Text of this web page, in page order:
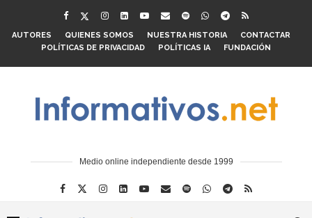
AUTORES QUIENES SOMOS NUESTRA HISTORIA
CONTACTAR
POLÍTICAS DE PRIVACIDAD
POLÍTICAS IA FUNDACIÓN
Medio online independiente desde 1999